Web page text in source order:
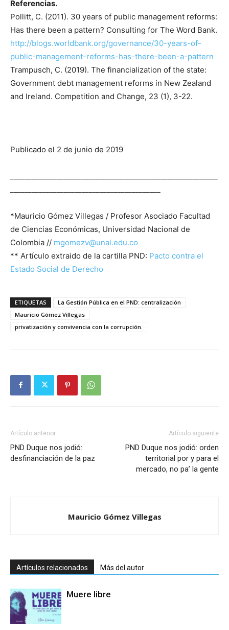
Referencias.
Pollitt, C. (2011). 30 years of public management reforms:
Has there been a pattern? Consulting for The Word Bank.
http://blogs.worldbank.org/governance/30-years-of-
public-management-reforms-has-there-been-a-pattern
Trampusch, C. (2019). The financialization of the state:
Government debt management reforms in New Zealand
and Ireland. Competition and Change, 23 (1), 3-22.
Publicado el 2 de junio de 2019
*Mauricio Gómez Villegas / Profesor Asociado Facultad
de Ciencias Económicas, Universidad Nacional de
Colombia // mgomezv@unal.edu.co
** Artículo extraido de la cartilla PND: Pacto contra el
Estado Social de Derecho
ETIQUETAS
La Gestión Pública en el PND: centralización
Mauricio Gómez Villegas
privatización y convivencia con la corrupción.
Artículo anterior
PND Duque nos jodió:
desfinanciación de la paz
Artículo siguiente
PND Duque nos jodió: orden
territorial por y para el
mercado, no pa’ la gente
Mauricio Gómez Villegas
Artículos relacionados Más del autor
Muere libre